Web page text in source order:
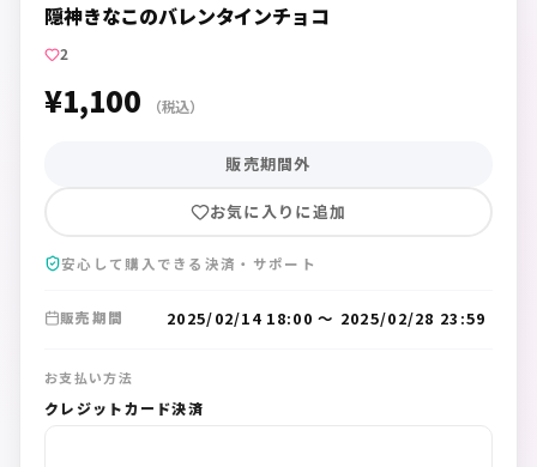
隠神きなこのバレンタインチョコ
2
¥1,100 （税込）
販売期間外
お気に入りに追加
安心して購入できる決済・サポート
販売期間 2025/02/14 18:00 〜 2025/02/28 23:59
お支払い方法
クレジットカード決済